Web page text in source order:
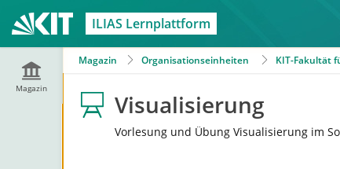
ILIAS Lernplattform
Magazin
KIT-Fakultät
Organisationseinheiten
Magazin
Visualisierung
Vorlesung und Übung Visualisierung im